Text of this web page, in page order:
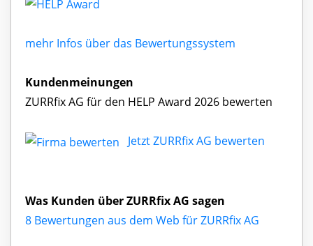
mehr Infos über das Bewertungssystem
Kundenmeinungen
ZURRfix AG für den HELP Award 2026 bewerten
Jetzt ZURRfix AG bewerten
Was Kunden über ZURRfix AG sagen
8 Bewertungen aus dem Web für ZURRfix AG